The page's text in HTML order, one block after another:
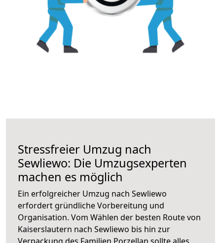
Stressfreier Umzug nach
Sewliewo: Die Umzugsexperten
machen es möglich
Ein erfolgreicher Umzug nach Sewliewo
erfordert gründliche Vorbereitung und
Organisation. Vom Wählen der besten Route von
Kaiserslautern nach Sewliewo bis hin zur